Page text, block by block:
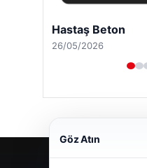
Enes Kaplan
28/04/2026
Göz Atın